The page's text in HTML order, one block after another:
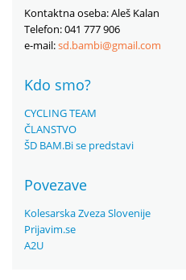
Kontaktna oseba: Aleš Kalan
Telefon: 041 777 906
e-mail:sd.bambi@gmail.com
Kdo smo?
CYCLING TEAM
ČLANSTVO
ŠD BAM.Bi se predstavi
Povezave
Kolesarska Zveza Slovenije
Prijavim.se
A2U